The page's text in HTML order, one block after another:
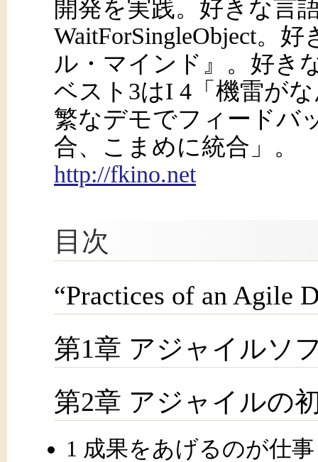
開発を実践。好きな言
WaitForSingleObject。
ル・マインド』。好き
ベスト3はI 4「機雷が
繁なデモでフィードバ
合、こまめに統合」。
http://fkino.net
目次
“Practices of an Agile
第1章 アジャイルソ
第2章 アジャイルの
1 成果をあげるのが仕事